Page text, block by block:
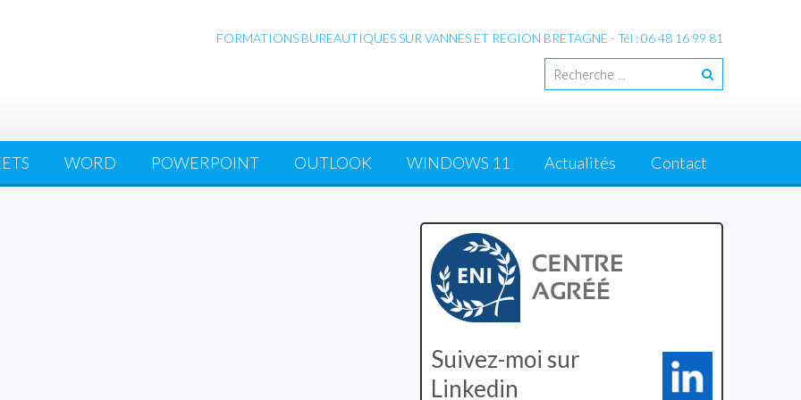
FORMATIONS BUREAUTIQUES SUR VANNES ET REGION BRETAGNE - Tél : 06 48 16 99 81
WORD POWERPOINT OUTLOOK WINDOWS 11 Actualités Contact
Suivez-moi sur
Linkedin